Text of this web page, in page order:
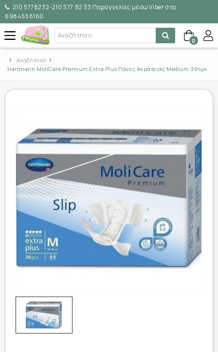
210 5778232-210 577 82 33 Παραγγελίες μέσω Viber στο
6984558160
0
Αναζήτηση
Hartmann MoliCare Premium Extra Plus Πάνες Ακράτειας Medium 30τμχ